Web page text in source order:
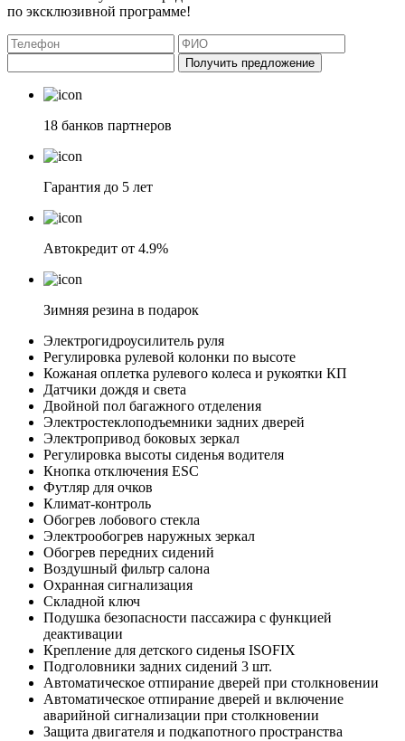
по эксклюзивной программе!
Получить предложение
18 банков партнеров
Гарантия до 5 лет
Автокредит от 4.9%
Зимняя резина в подарок
Электрогидроусилитель руля
Регулировка рулевой колонки по высоте
Кожаная оплетка рулевого колеса и рукоятки КП
Датчики дождя и света
Двойной пол багажного отделения
Электростеклоподъемники задних дверей
Электропривод боковых зеркал
Регулировка высоты сиденья водителя
Кнопка отключения ESC
Футляр для очков
Климат-контроль
Обогрев лобового стекла
Электрообогрев наружных зеркал
Обогрев передних сидений
Воздушный фильтр салона
Охранная сигнализация
Складной ключ
Подушка безопасности пассажира с функцией
деактивации
Крепление для детского сиденья ISOFIX
Подголовники задних сидений 3 шт.
Автоматическое отпирание дверей при столкновении
Автоматическое отпирание дверей и включение
аварийной сигнализации при столкновении
Защита двигателя и подкапотного пространства